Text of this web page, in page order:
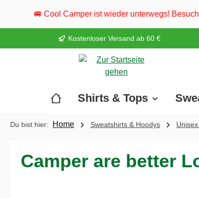
Zur Hauptnavigation springen
ist wieder unterwegs! Besucht uns am 2. August
Kostenloser Versand ab 60 €
Shirts & Tops
Du bist hier: Home Sweatshirts & Hoodys
Camper are better